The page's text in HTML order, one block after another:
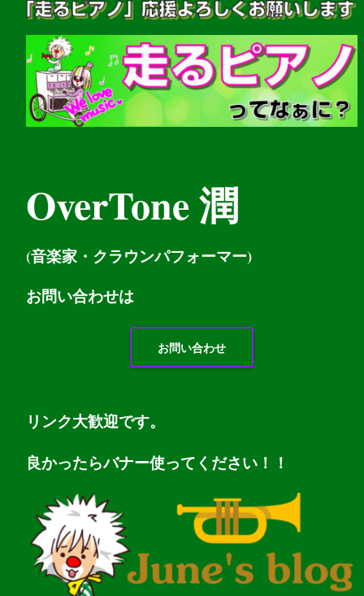
OverTone 潤
(音楽家・クラウンパフォーマー)
お問い合わせは
お問い合わせ
リンク大歓迎です。
良かったらバナー使ってください！！